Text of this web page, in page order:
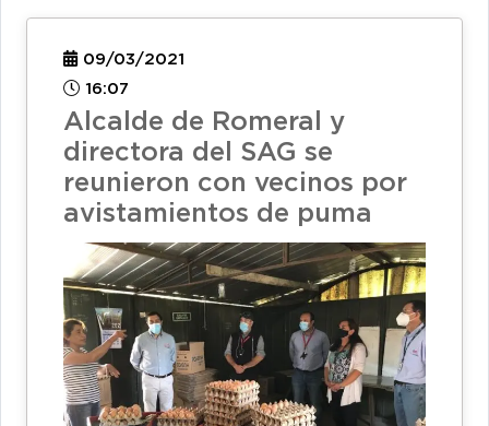
09/03/2021
16:07
Alcalde de Romeral y
directora del SAG se
reunieron con vecinos por
avistamientos de puma